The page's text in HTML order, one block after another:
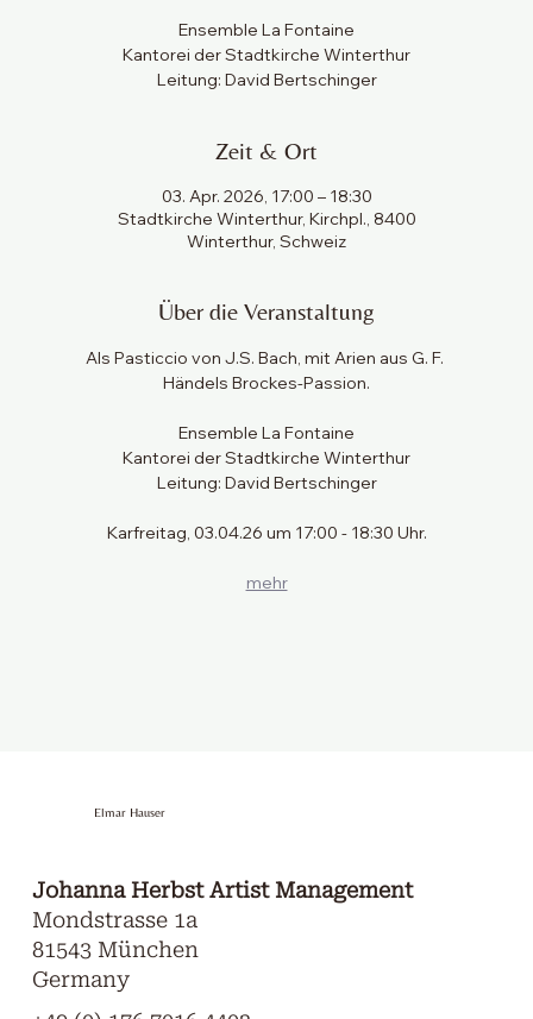
Ensemble La Fontaine
Kantorei der Stadtkirche Winterthur
Leitung: David Bertschinger
Zeit & Ort
03. Apr. 2026, 17:00 – 18:30
Stadtkirche Winterthur, Kirchpl., 8400
Winterthur, Schweiz
Über die Veranstaltung
Als Pasticcio von J.S. Bach, mit Arien aus G. F.
Händels Brockes-Passion.
Ensemble La Fontaine
Kantorei der Stadtkirche Winterthur
Leitung: David Bertschinger
Karfreitag, 03.04.26 um 17:00 - 18:30 Uhr.
mehr
Johanna Herbst Artist Management
Mondstrasse 1a
81543 München
Germany
Elmar Hauser